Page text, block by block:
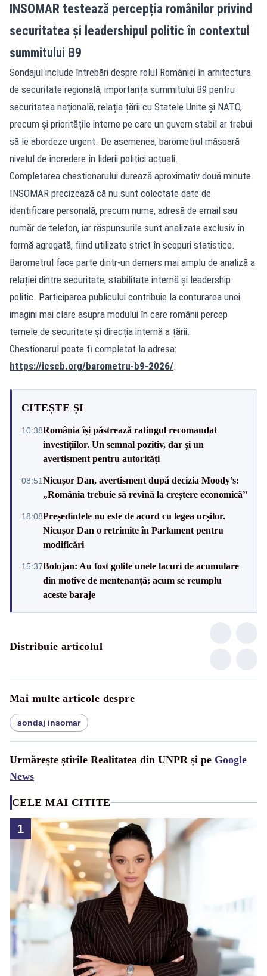
INSOMAR testează percepția românilor privind
securitatea și leadershipul politic în contextul
summitului B9
Sondajul include întrebări despre rolul României în arhitectura
de securitate regională, importanța summitului B9 pentru
securitatea națională, relația țării cu Statele Unite și NATO,
precum și prioritățile interne pe care un guvern stabil ar trebui
să le abordeze urgent. De asemenea, barometrul măsoară
nivelul de încredere în liderii politici actuali.
Completarea chestionarului durează aproximativ două minute.
INSOMAR precizează că nu sunt colectate date de
identificare personală, precum nume, adresă de email sau
număr de telefon, iar răspunsurile sunt analizate exclusiv în
formă agregată, fiind utilizate strict în scopuri statistice.
Barometrul face parte dintr-un demers mai amplu de analiză a
relației dintre securitate, stabilitate internă și leadership
politic. Participarea publicului contribuie la conturarea unei
imagini mai clare asupra modului în care românii percep
temele de securitate și direcția internă a țării.
Chestionarul poate fi completat la adresa:
https://icscb.org/barometru-b9-2026/.
CITEȘTE ȘI
10:38România își păstrează ratingul recomandat
investițiilor. Un semnal pozitiv, dar și un
avertisment pentru autorități
08:51Nicușor Dan, avertisment după decizia Moody’s:
„România trebuie să revină la creștere economică”
18:08Președintele nu este de acord cu legea urșilor.
Nicușor Dan o retrimite în Parlament pentru
modificări
15:37Bolojan: Au fost golite unele lacuri de acumulare
din motive de mentenanță; acum se reumplu
aceste baraje
Distribuie articolul
Mai multe articole despre
sondaj insomar
Urmărește știrile Realitatea din UNPR și pe Google
News
CELE MAI CITITE
1